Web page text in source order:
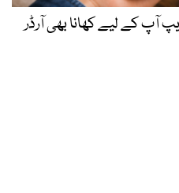
آپ کے لیے کھانا بھی آرڈر